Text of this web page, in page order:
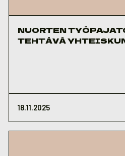
NUORTEN
TEHTÄVÄ
18.11.2025